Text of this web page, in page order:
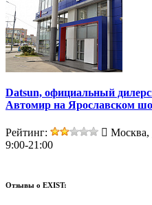
Datsun, официальный
Автомир на Ярославском
Рейтинг:
Москва,
9:00-21:00
Отзывы о EXIST: